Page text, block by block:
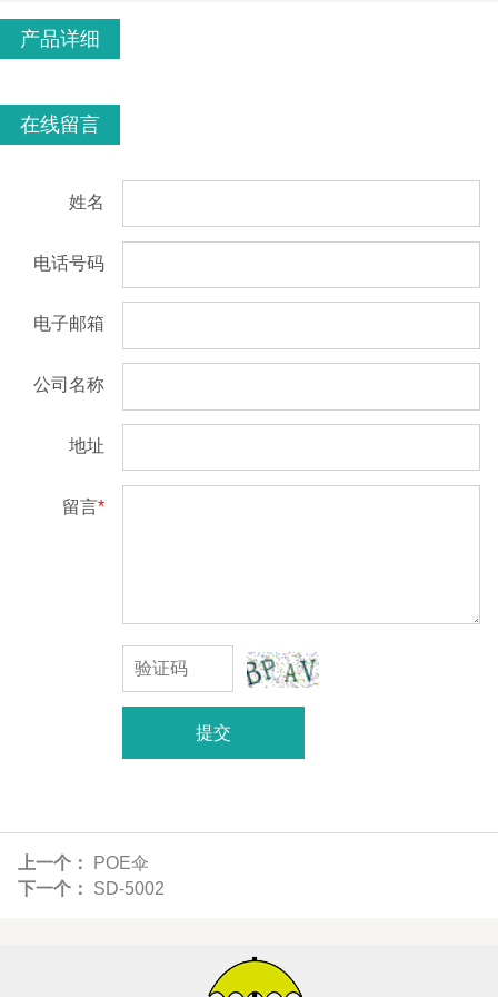
产品详细
在线留言
姓名
电话号码
电子邮箱
公司名称
地址
留言*
提交
上一个：
POE伞
下一个： SD-5002